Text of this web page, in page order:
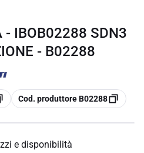
- IBOB02288 SDN3
- B02288
copia
Cod. produttore B02288
e disponibilità